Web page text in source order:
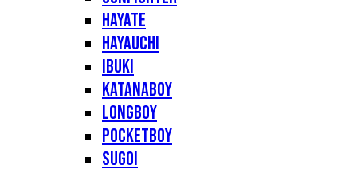
Hayate
Hayauchi
Ibuki
Katanaboy
Longboy
Pocketboy
Sugoi